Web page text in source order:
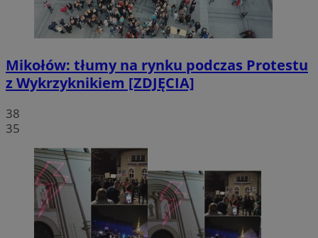
Mikołów: tłumy na rynku podczas Protestu
z Wykrzyknikiem [ZDJĘCIA]
38
35